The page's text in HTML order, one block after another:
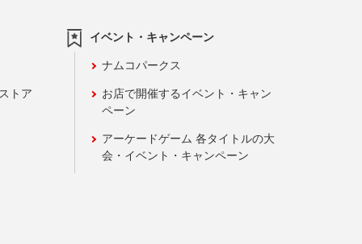
トア
イベント・キャンペーン
ナムコパークス
お店で開催するイベント・キャン
ペーン
アーケードゲーム 各タイトルの大
会・イベント・キャンペーン